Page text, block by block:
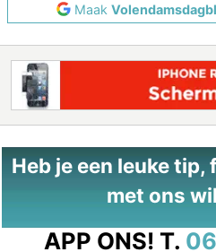
Maak
Heb je een leuke
met ons
APP ONS! T.